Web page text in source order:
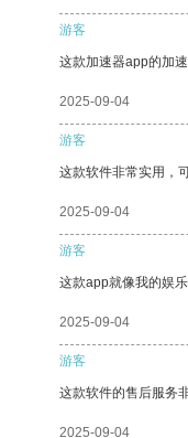
游客
这款加速器app的加
2025-09-04
游客
这款软件非常实用，
2025-09-04
游客
这款app就像我的娱
2025-09-04
游客
这款软件的售后服务
2025-09-04